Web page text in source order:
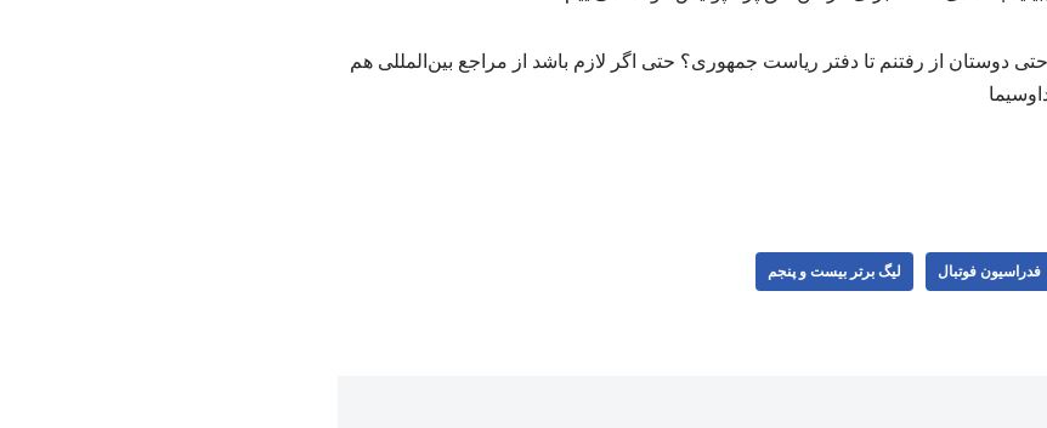
دوستان از رفتنم تا دفتر ریاست جمهوری؟ حتی اگر لازم باشد از مراجع بین‌المللی هم
فدراسیون فوتبال لیگ برتر بیست و پنجم